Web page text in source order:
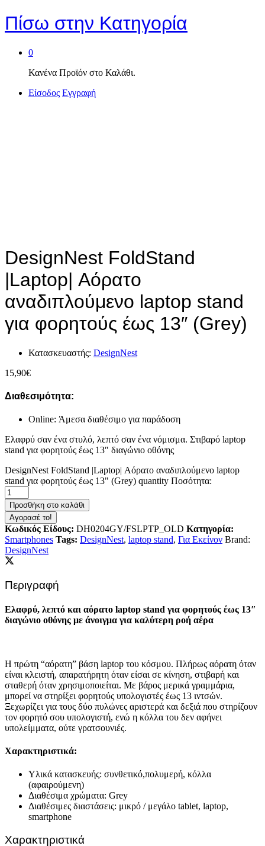
Πίσω στην Κατηγορία
0
Κανένα Προϊόν στο Καλάθι.
Είσοδος Εγγραφή
DesignNest FoldStand
|Laptop| Αόρατο
αναδιπλούμενο laptop stand
για φορητούς έως 13″ (Grey)
Κατασκευαστής: DesignNest
15,90€
Διαθεσιμότητα:
Online: Άμεσα διαθέσιμο για παράδοση
Ελαφρύ σαν ένα στυλό, λεπτό σαν ένα νόμισμα. Στιβαρό laptop
stand για φορητούς έως 13″ διαγώνιο οθόνης
DesignNest FoldStand |Laptop| Αόρατο αναδιπλούμενο laptop
stand για φορητούς έως 13" (Grey) quantity Ποσότητα:
Προσθήκη στο καλάθι
Αγορασέ το!
Κωδικός Είδους: DH0204GY/FSLPTP_OLD Κατηγορία:
Smartphones Tags: DesignNest, laptop stand, Για Εκείνον Brand:
DesignNest
Περιγραφή
Ελαφρύ, λεπτό και αόρατο laptop stand για φορητούς έως 13″
διαγώνιο οθόνης με άνοιγμα για καλύτερη ροή αέρα
Η πρώτη “αόρατη” βάση laptop του κόσμου. Πλήρως αόρατη όταν
είναι κλειστή, απαρατήρητη όταν είσαι σε κίνηση, στιβαρή και
σταθερή όταν χρησιμοποιείται. Με βάρος μερικά γραμμάρια,
μπορεί να στηρίξει φορητούς υπολογιστές έως 13 ιντσών.
Ξεχωρίζει για τους δύο πυλώνες αριστερά και δεξιά που στηρίζουν
τον φορητό σου υπολογιστή, ενώ η κόλλα του δεν αφήνει
υπολείμματα, ούτε γρατσουνιές.
Χαρακτηριστικά:
Υλικά κατασκευής: συνθετικό,πολυμερή, κόλλα
(αφαιρούμενη)
Διαθέσιμα χρώματα: Grey
Διαθέσιμες διαστάσεις: μικρό / μεγάλο tablet, laptop,
smartphone
Χαρακτηριστικά